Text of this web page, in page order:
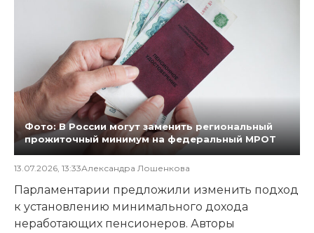
Фото: В России могут заменить региональный
прожиточный минимум на федеральный МРОТ
13.07.2026, 13:33Александра Лошенкова
Парламентарии предложили изменить подход
к установлению минимального дохода
неработающих пенсионеров. Авторы